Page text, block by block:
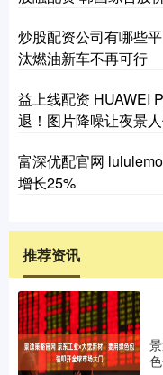
炒股配资公司有哪些
汰燃油新车不再可行
益上线配资 HUAWEI
退！图片降噪让夜景
富深优配官网
增长25%
推荐资讯